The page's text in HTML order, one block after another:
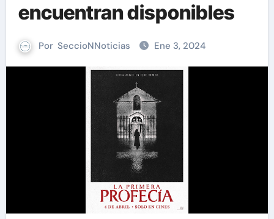
encuentran disponibles
Por SeccioNNoticias Ene 3, 2024